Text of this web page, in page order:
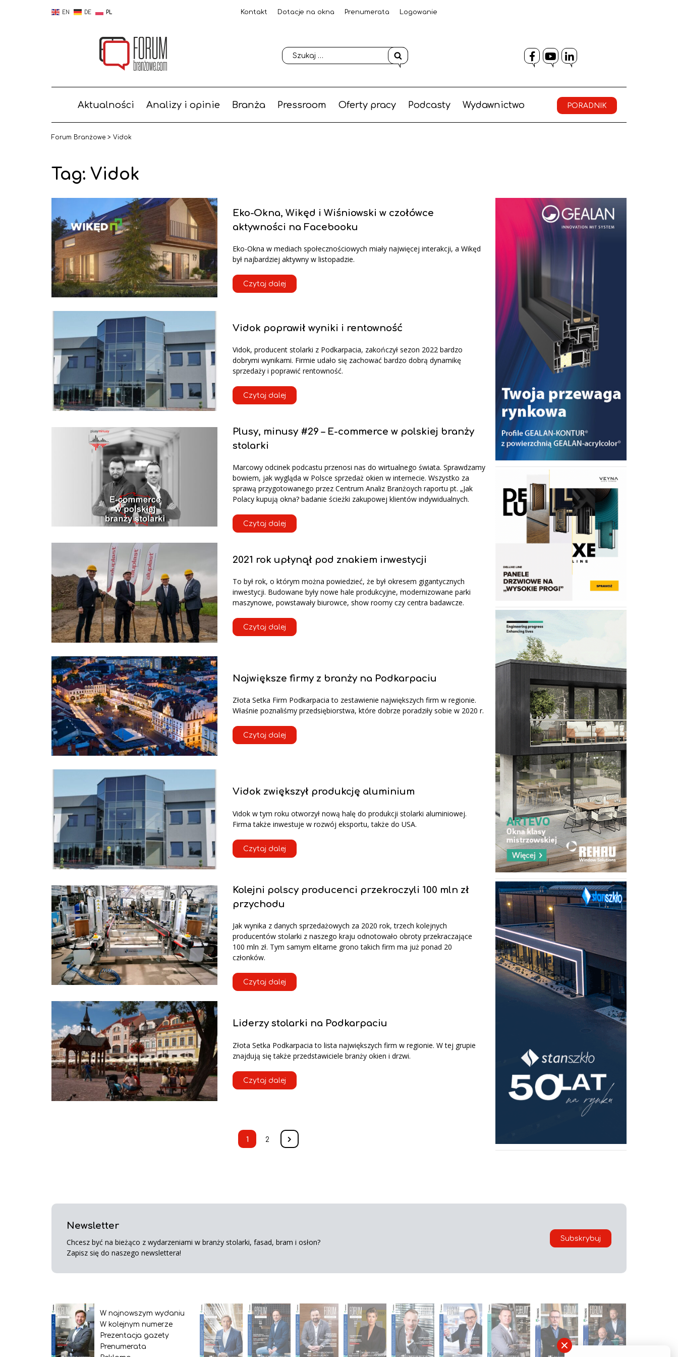
EN DE PL Kontakt Dotacje na okna Prenumerata Logowanie
Facebook
YouTube
LinkedIn
Aktualności Analizy i opinie Branża Pressroom Oferty pracy Podcasty Wydawnictwo PORADNIK
Forum Branżowe > Vidok
Tag: Vidok
Eko-Okna, Wikęd i Wiśniowski w czołówce
aktywności na Facebooku
Eko-Okna w mediach społecznościowych miały najwięcej interakcji, a Wikęd
był najbardziej aktywny w listopadzie.
Czytaj dalej
Vidok poprawił wyniki i rentowność
Vidok, producent stolarki z Podkarpacia, zakończył sezon 2022 bardzo
dobrymi wynikami. Firmie udało się zachować bardzo dobrą dynamikę
sprzedaży i poprawić rentowność.
Czytaj dalej
Plusy, minusy #29 – E-commerce w polskiej branży
stolarki
Marcowy odcinek podcastu przenosi nas do wirtualnego świata. Sprawdzamy
bowiem, jak wygląda w Polsce sprzedaż okien w internecie. Wszystko za
sprawą przygotowanego przez Centrum Analiz Branżoych raportu pt. „Jak
Polacy kupują okna? badanie ścieżki zakupowej klientów indywidualnych.
Czytaj dalej
2021 rok upłynął pod znakiem inwestycji
To był rok, o którym można powiedzieć, że był okresem gigantycznych
inwestycji. Budowane były nowe hale produkcyjne, modernizowane parki
maszynowe, powstawały biurowce, show roomy czy centra badawcze.
Czytaj dalej
Największe firmy z branży na Podkarpaciu
Złota Setka Firm Podkarpacia to zestawienie największych firm w regionie.
Właśnie poznaliśmy przedsiębiorstwa, które dobrze poradziły sobie w 2020 r.
Czytaj dalej
Vidok zwiększył produkcję aluminium
Vidok w tym roku otworzył nową halę do produkcji stolarki aluminiowej.
Firma także inwestuje w rozwój eksportu, także do USA.
Czytaj dalej
Kolejni polscy producenci przekroczyli 100 mln zł
przychodu
Jak wynika z danych sprzedażowych za 2020 rok, trzech kolejnych
producentów stolarki z naszego kraju odnotowało obroty przekraczające
100 mln zł. Tym samym elitarne grono takich firm ma już ponad 20
członków.
Czytaj dalej
Liderzy stolarki na Podkarpaciu
Złota Setka Podkarpacia to lista największych firm w regionie. W tej grupie
znajdują się także przedstawiciele branży okien i drzwi.
Czytaj dalej
1 2
Newsletter
Chcesz być na bieżąco z wydarzeniami w branży stolarki, fasad, bram i osłon?
Zapisz się do naszego newslettera!
Subskrybuj
W najnowszym wydaniu
W kolejnym numerze
Prezentacja gazety
Prenumerata
×